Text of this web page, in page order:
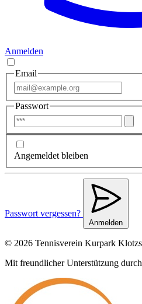
Anmelden
Email
Passwort
Angemeldet bleiben
Passwort vergessen?
Anmelden
© 2026 Tennisverein Kurpark
Mit freundlicher Unterstützung